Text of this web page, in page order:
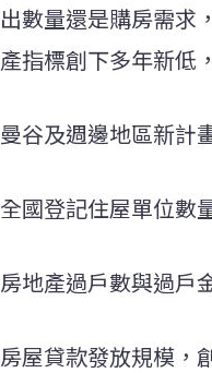
出數量還是購房需求
產指標創下多年新低
曼谷及週邊地區新計
全國登記住屋單位數
房地產過戶數與過戶
房屋貸款發放規模，